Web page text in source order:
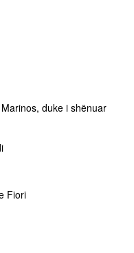
duke i shënuar
Fiori